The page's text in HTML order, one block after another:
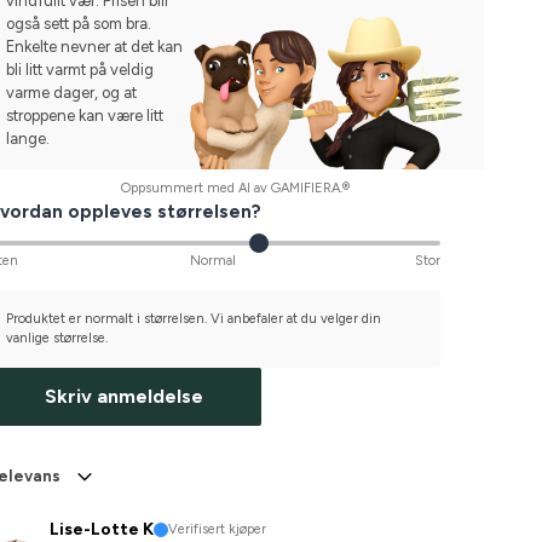
også sett på som bra.
Enkelte nevner at det kan
bli litt varmt på veldig
varme dager, og at
stroppene kan være litt
lange.
Oppsummert med AI av GAMIFIERA.®
oppleves størrelsen?
Normal Stor
Produktet er normalt i størrelsen. Vi anbefaler at du velger din
vanlige størrelse.
Skriv anmeldelse
Lise-Lotte K
Verifisert kjøper